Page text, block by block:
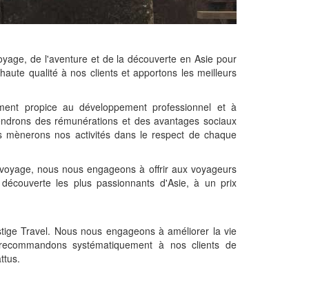
de l'aventure et de la découverte en Asie pour
qualité à nos clients et apportons les meilleurs
propice au développement professionnel et à
des rémunérations et des avantages sociaux
nos activités dans le respect de chaque
nous nous engageons à offrir aux voyageurs
les plus passionnants d'Asie, à un prix
Travel. Nous nous engageons à améliorer la vie
systématiquement à nos clients de